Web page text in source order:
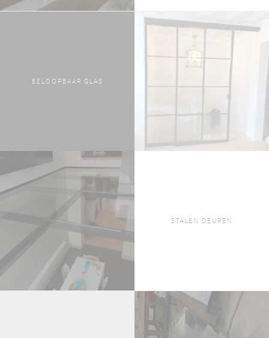
BELOOPBAAR GLAS
STALEN DEUREN